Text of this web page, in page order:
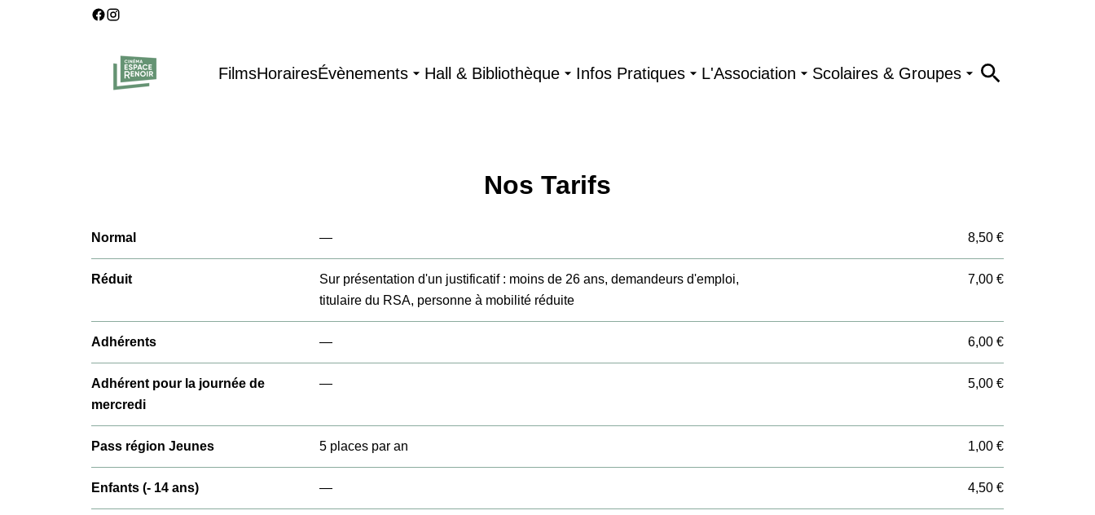
FilmsHorairesÉvènements Hall & Bibliothèque Infos Pratiques L'Association Scolaires & Groupes
Nos Tarifs
Normal — 8,50 €
Réduit
Sur présentation d'un justificatif : moins de 26 ans, demandeurs d'emploi,
titulaire du RSA, personne à mobilité réduite
7,00 €
Adhérents — 6,00 €
Adhérent pour la journée de
mercredi
— 5,00 €
Pass région Jeunes 5 places par an 1,00 €
Enfants (- 14 ans) — 4,50 €